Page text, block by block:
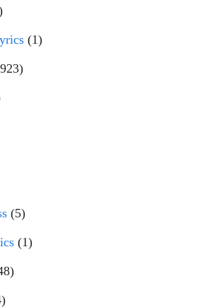
(1)
(5)
(1)